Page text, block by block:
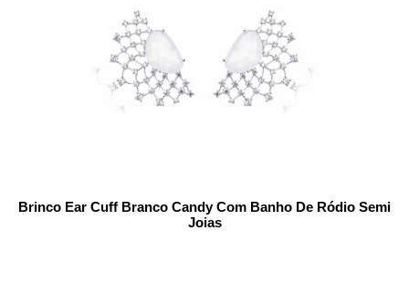
Brinco Ear Cuff Branco Candy Com Banho De Ródio Semi
Joias